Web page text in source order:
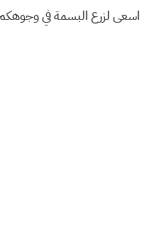
اسعى لزرع البسمة في